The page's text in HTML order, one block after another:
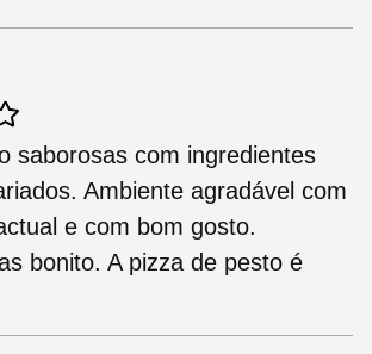
saborosas com ingredientes
Ambiente agradável com
e com bom gosto.
bonito. A pizza de pesto é